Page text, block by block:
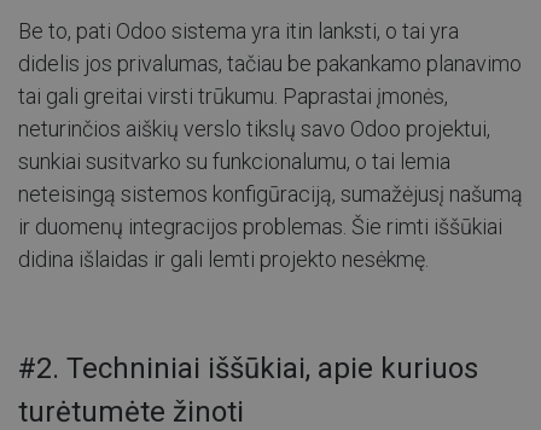
Be to, pati Odoo sistema yra itin lanksti, o tai yra
didelis jos privalumas, tačiau be pakankamo planavimo
tai gali greitai virsti trūkumu. Paprastai įmonės,
neturinčios aiškių verslo tikslų savo Odoo projektui,
sunkiai susitvarko su funkcionalumu, o tai lemia
neteisingą sistemos konfigūraciją, sumažėjusį našumą
ir duomenų integracijos problemas. Šie rimti iššūkiai
didina išlaidas ir gali lemti projekto nesėkmę.
#2. Techniniai iššūkiai, apie kuriuos
turėtumėte žinoti